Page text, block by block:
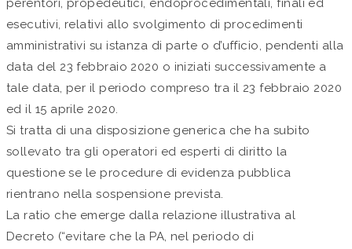
perentori, propedeutici, endoprocedimentali, finali ed
esecutivi, relativi allo svolgimento di procedimenti
amministrativi su istanza di parte o d’ufficio, pendenti alla
data del 23 febbraio 2020 o iniziati successivamente a
tale data, per il periodo compreso tra il 23 febbraio 2020
ed il 15 aprile 2020.
Si tratta di una disposizione generica che ha subito
sollevato tra gli operatori ed esperti di diritto la
questione se le procedure di evidenza pubblica
rientrano nella sospensione prevista.
La ratio che emerge dalla relazione illustrativa al
Decreto (“evitare che la PA, nel periodo di